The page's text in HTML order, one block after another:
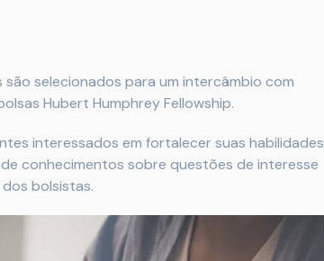
selecionados para um intercâmbio com
Hubert Humphrey Fellowship.
interessados ​​em fortalecer suas habilidades
conhecimentos sobre questões de interesse
bolsistas.